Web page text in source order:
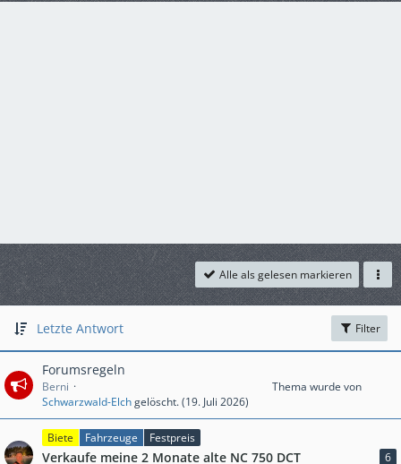
Alle als gelesen markieren
Letzte Antwort Filter
Forumsregeln
Berni
Thema wurde von
Schwarzwald-Elchgelöscht. (19. Juli 2026)
Biete Fahrzeuge Festpreis
Verkaufe meine 2 Monate alte NC 750 DCT
6